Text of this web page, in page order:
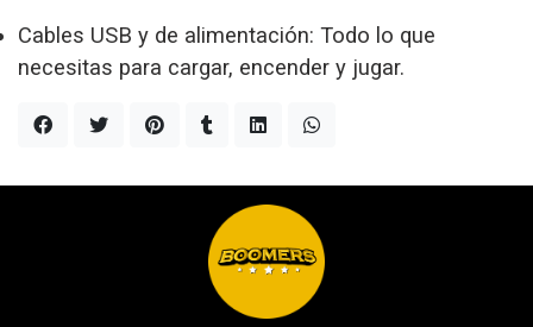
Cables USB y de alimentación: Todo lo que
necesitas para cargar, encender y jugar.